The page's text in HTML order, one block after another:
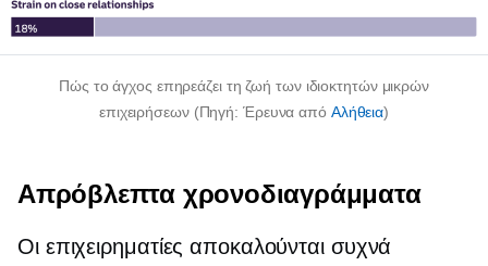
Πώς το άγχος επηρεάζει τη ζωή των ιδιοκτητών μικρών
επιχειρήσεων (Πηγή: Έρευνα από Αλήθεια)
Απρόβλεπτα χρονοδιαγράμματα
Οι επιχειρηματίες αποκαλούνται συχνά